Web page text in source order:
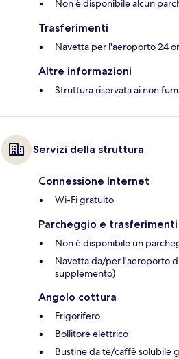
Non è disponibile alcun
Trasferimenti
Navetta per l'aeroporto 24
Altre informazioni
Struttura riservata ai non
Servizi della struttura
Connessione Internet
Wi-Fi gratuito
Parcheggio e trasferimenti
Non è disponibile un
Navetta da/per l'aeroporto
supplemento)
Angolo cottura
Frigorifero
Bollitore elettrico
Bustine da tè/caffè solubile